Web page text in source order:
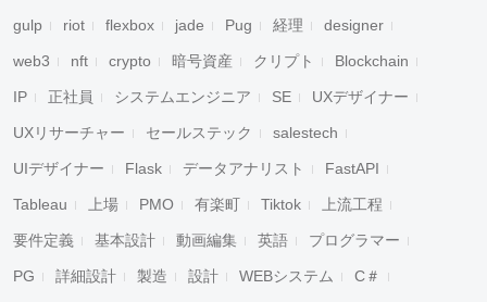
gulp riot flexbox jade Pug 経理 designer
web3 nft crypto 暗号資産 クリプト Blockchain
IP 正社員 システムエンジニア SE UXデザイナー
UXリサーチャー セールステック salestech
UIデザイナー Flask データアナリスト FastAPI
Tableau 上場 PMO 有楽町 Tiktok 上流工程
要件定義 基本設計 動画編集 英語 プログラマー
PG 詳細設計 製造 設計 WEBシステム C＃